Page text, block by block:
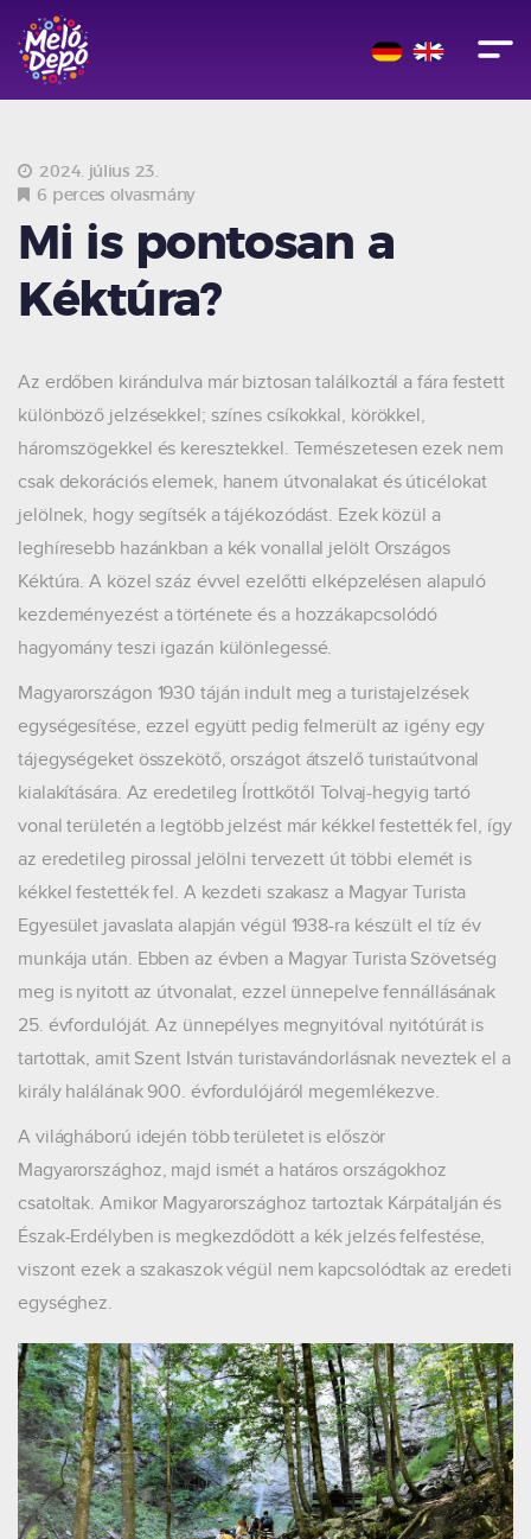
2024. július 23.
6 perces olvasmány
Mi is pontosan a
Kéktúra?
Az erdőben kirándulva már biztosan találkoztál a fára festett
különböző jelzésekkel; színes csíkokkal, körökkel,
háromszögekkel és keresztekkel. Természetesen ezek nem
csak dekorációs elemek, hanem útvonalakat és úticélokat
jelölnek, hogy segítsék a tájékozódást. Ezek közül a
leghíresebb hazánkban a kék vonallal jelölt Országos
Kéktúra. A közel száz évvel ezelőtti elképzelésen alapuló
kezdeményezést a története és a hozzákapcsolódó
hagyomány teszi igazán különlegessé.
Magyarországon 1930 táján indult meg a turistajelzések
egységesítése, ezzel együtt pedig felmerült az igény egy
tájegységeket összekötő, országot átszelő turistaútvonal
kialakítására. Az eredetileg Írottkőtől Tolvaj-hegyig tartó
vonal területén a legtöbb jelzést már kékkel festették fel, így
az eredetileg pirossal jelölni tervezett út többi elemét is
kékkel festették fel. A kezdeti szakasz a Magyar Turista
Egyesület javaslata alapján végül 1938-ra készült el tíz év
munkája után. Ebben az évben a Magyar Turista Szövetség
meg is nyitott az útvonalat, ezzel ünnepelve fennállásának
25. évfordulóját. Az ünnepélyes megnyitóval nyitótúrát is
tartottak, amit Szent István turistavándorlásnak neveztek el a
király halálának 900. évfordulójáról megemlékezve.
A világháború idején több területet is először
Magyarországhoz, majd ismét a határos országokhoz
csatoltak. Amikor Magyarországhoz tartoztak Kárpátalján és
Észak-Erdélyben is megkezdődött a kék jelzés felfestése,
viszont ezek a szakaszok végül nem kapcsolódtak az eredeti
egységhez.